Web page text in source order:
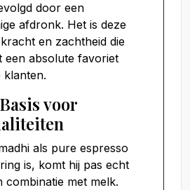
door een
afdronk. Het is deze
en zachtheid die
een absolute favoriet
klanten.
voor
als pure espresso
is, komt hij pas echt
combinatie met melk.